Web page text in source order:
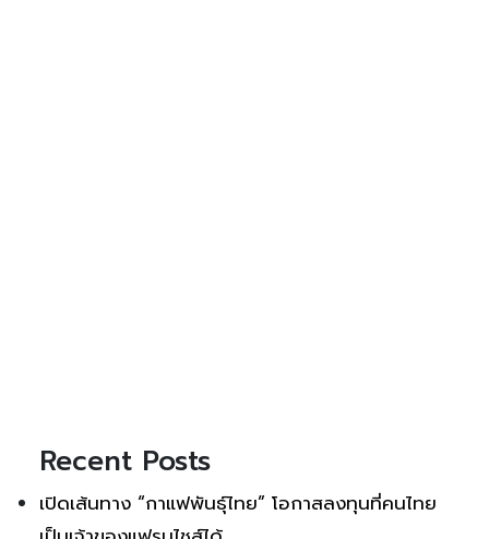
Recent Posts
เปิดเส้นทาง “กาแฟพันธุ์ไทย” โอกาสลงทุนที่คนไทย